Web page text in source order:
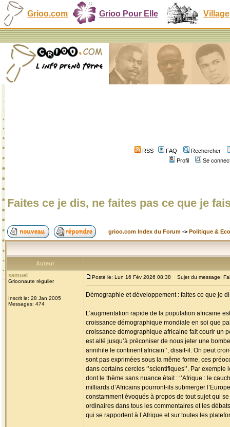
Grioo.com Grioo Pour Elle Village
RSS FAQ
Rechercher
Profil
Se
Faites ce je dis, ne faites pas ce que je
grioo.com Index du Forum -> Politique &
Auteur
samuel
Grioonaute régulier
Inscrit le: 28 Jan 2005
Messages: 474
Posté le: Lun 16 Fév 2026 08:38 Sujet du message:
Démographie et développement : faites ce que je
L’augmentation rapide de la population africaine
croissance démographique mondiale en soi que
croissance démographique africaine fait courir un
est allé jusqu’à préconiser de nous jeter une
annihile le continent africain’’, disait-il. On peut
sont pas exprimées sous la même forme, ces
dans certains cercles ‘’scientifiques’’. Par
dont le thème sans nuance était : ‘’Afrique : le
milliards d’Africains pourront-ils submerger l’Europe
constamment évoqués à propos de tout sujet qui
ordinaires dans tous les commentaires et les
qui se rapportent à l’Afrique et sur toutes les